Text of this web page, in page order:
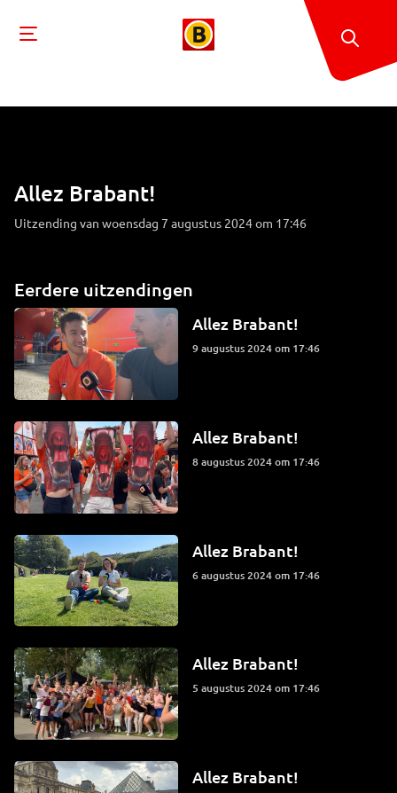
Allez Brabant!
Uitzending van woensdag 7 augustus 2024 om 17:46
Eerdere uitzendingen
Allez Brabant!
9 augustus 2024 om 17:46
Allez Brabant!
8 augustus 2024 om 17:46
Allez Brabant!
6 augustus 2024 om 17:46
Allez Brabant!
5 augustus 2024 om 17:46
Allez Brabant!